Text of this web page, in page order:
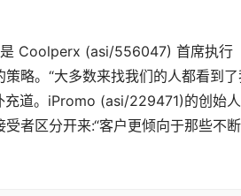
是 Coolperx (asi/556047) 首席执行
略。“大多数来找我们的人都看到
充道。iPromo (asi/229471)的创始
者区分开来:“客户更倾向于那些不